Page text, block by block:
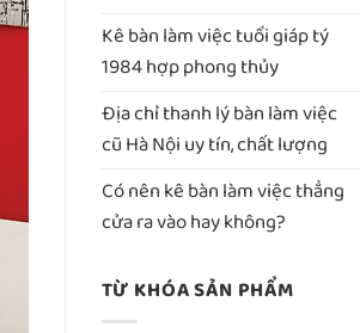
Kê bàn làm việc tuổi giáp tý
1984 hợp phong thủy
Địa chỉ thanh lý bàn làm việc
cũ Hà Nội uy tín, chất lượng
Có nên kê bàn làm việc thẳng
cửa ra vào hay không?
TỪ KHÓA SẢN PHẨM